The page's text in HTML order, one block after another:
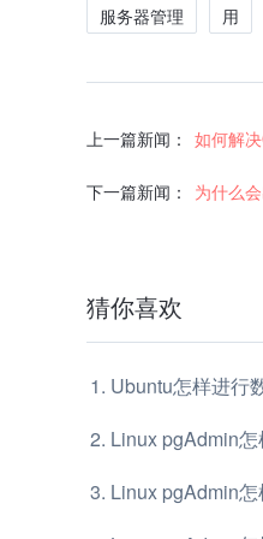
服务器管理 用
上一篇新闻： 如何解
下一篇新闻： 为什么
猜你喜欢
Ubuntu怎样进行
Linux pgAdmin
Linux pgAdmin